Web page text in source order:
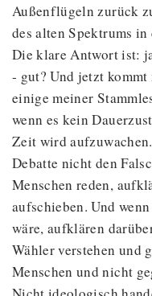
Außenflügeln zurück
des alten Spektrums
Die klare Antwort ist:
- gut? Und jetzt
einige meiner
wenn es kein
Zeit wird
Debatte nicht den
Menschen reden,
aufschieben. Und
wäre, aufklären
Wähler verstehen und
Menschen und nicht